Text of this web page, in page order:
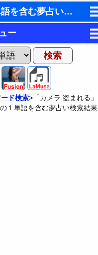
「カメラ 盗まれる」の１単語を含む夢占い検索結果
星術
術
来診断
無料占い
判断
ー
ド検索>「カメラ 盗まれる」
の１単語を含む夢占い検索結果